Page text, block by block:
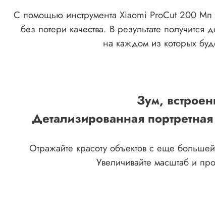
С помощью инструмента Xiaomi ProCut 200 Мп
без потери качества. В результате
на каждом из которых
Зум,
Детализированная
Отражайте красоту объектов с еще
Увеличивайте масштаб и